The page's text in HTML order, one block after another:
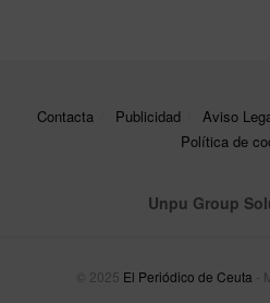
Contacta Publicidad Aviso
Política de
Unpu Group
© 2025 El Periódico de Ceuta -